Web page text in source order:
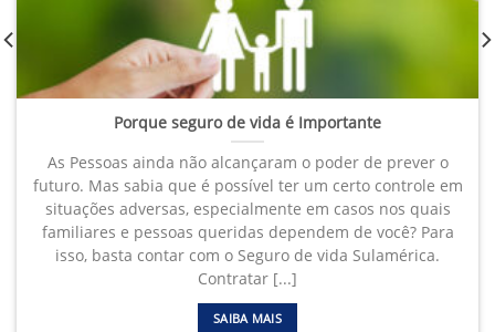
Porque seguro de vida é Importante
As Pessoas ainda não alcançaram o poder de prever o
futuro. Mas sabia que é possível ter um certo controle em
situações adversas, especialmente em casos nos quais
familiares e pessoas queridas dependem de você? Para
isso, basta contar com o Seguro de vida Sulamérica.
Contratar [...]
SAIBA MAIS